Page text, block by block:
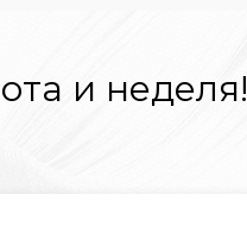
и неделя!